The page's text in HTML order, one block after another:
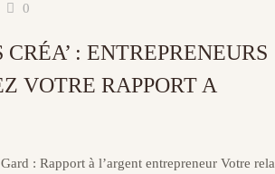
0
CRÉA’ : ENTREPRENEURS
VOTRE RAPPORT A
: Rapport à l’argent entrepreneur Votre